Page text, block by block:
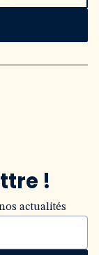
!
actualités